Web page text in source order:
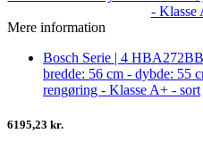
Mere information
Bosch Serie | 4
bredde: 56 cm - dybde: 55
rengøring - Klasse A+ - sort
6195,23 kr.